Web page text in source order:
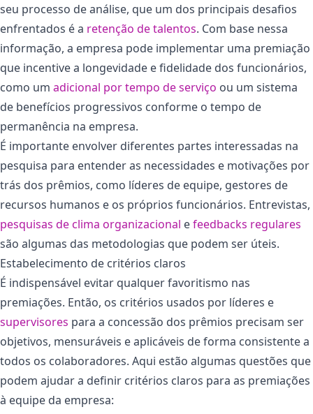
seu processo de análise, que um dos principais desafios
enfrentados é a retenção de talentos. Com base nessa
informação, a empresa pode implementar uma premiação
que incentive a longevidade e fidelidade dos funcionários,
como um adicional por tempo de serviço ou um sistema
de benefícios progressivos conforme o tempo de
permanência na empresa.
É importante envolver diferentes partes interessadas na
pesquisa para entender as necessidades e motivações por
trás dos prêmios, como líderes de equipe, gestores de
recursos humanos e os próprios funcionários. Entrevistas,
pesquisas de clima organizacional efeedbacks regulares
são algumas das metodologias que podem ser úteis.
Estabelecimento de critérios claros
É indispensável evitar qualquer favoritismo nas
premiações. Então, os critérios usados por líderes e
supervisores para a concessão dos prêmios precisam ser
objetivos, mensuráveis e aplicáveis de forma consistente a
todos os colaboradores. Aqui estão algumas questões que
podem ajudar a definir critérios claros para as premiações
à equipe da empresa: